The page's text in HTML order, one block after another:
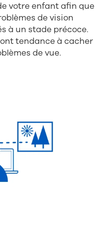
votre enfant afin que
de vision
à un stade précoce.
tendance à cacher
de vue.